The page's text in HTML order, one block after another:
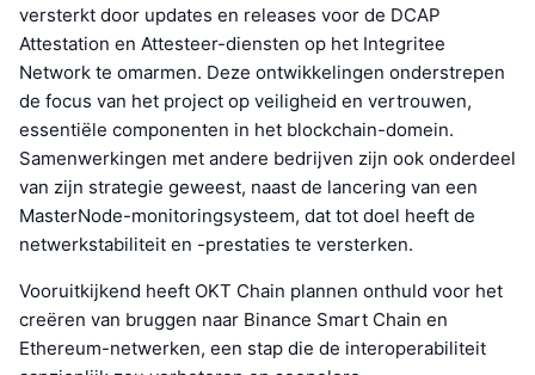
versterkt door updates en releases voor de DCAP
Attestation en Attesteer-diensten op het Integritee
Network te omarmen. Deze ontwikkelingen onderstrepen
de focus van het project op veiligheid en vertrouwen,
essentiële componenten in het blockchain-domein.
Samenwerkingen met andere bedrijven zijn ook onderdeel
van zijn strategie geweest, naast de lancering van een
MasterNode-monitoringsysteem, dat tot doel heeft de
netwerkstabiliteit en -prestaties te versterken.
Vooruitkijkend heeft OKT Chain plannen onthuld voor het
creëren van bruggen naar Binance Smart Chain en
Ethereum-netwerken, een stap die de interoperabiliteit